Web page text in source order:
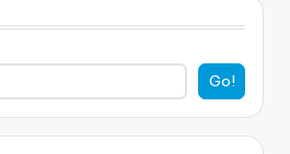
Go!